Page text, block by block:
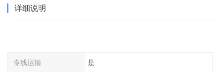
详细说明
专线运输 是